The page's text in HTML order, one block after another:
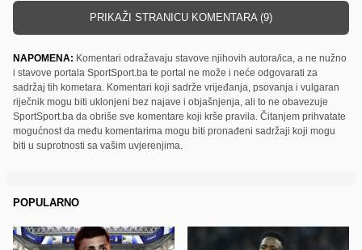
PRIKAŽI STRANICU KOMENTARA (9)
NAPOMENA: Komentari odražavaju stavove njihovih autora/ica, a ne nužno
i stavove portala SportSport.ba te portal ne može i neće odgovarati za
sadržaj tih kometara. Komentari koji sadrže vrijeđanja, psovanja i vulgaran
riječnik mogu biti uklonjeni bez najave i objašnjenja, ali to ne obavezuje
SportSport.ba da obriše sve komentare koji krše pravila. Čitanjem prihvatate
mogućnost da među komentarima mogu biti pronađeni sadržaji koji mogu
biti u suprotnosti sa vašim uvjerenjima.
POPULARNO